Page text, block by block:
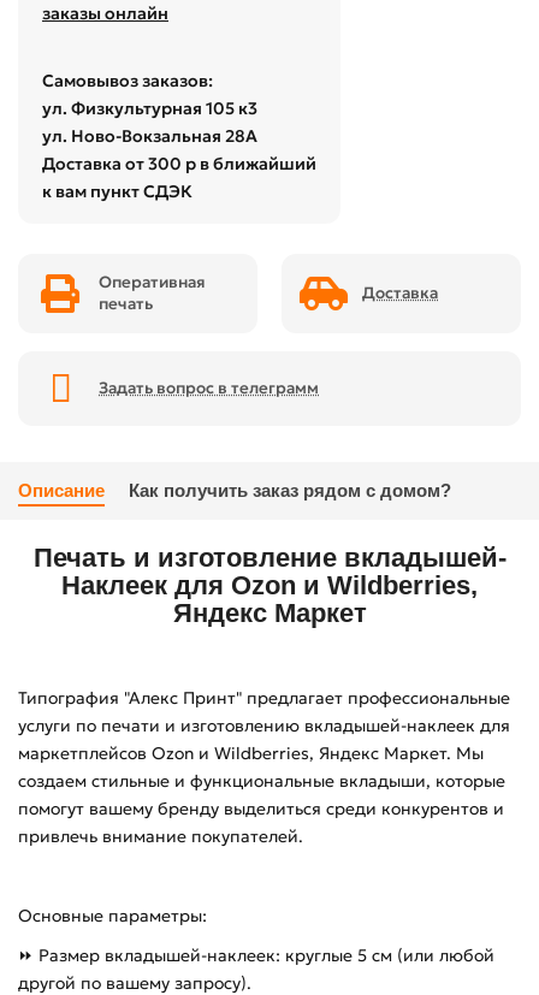
заказы онлайн
Самовывоз заказов:
ул. Физкультурная 105 к3
ул. Ново-Вокзальная 28А
Доставка от 300 р в ближайший
к вам пункт СДЭК
Оперативная
печать
Доставка
Задать вопрос в телеграмм
Описание Как получить заказ рядом с домом?
Печать и изготовление вкладышей-
Наклеек для Ozon и Wildberries,
Яндекс Маркет
Типография "Алекс Принт" предлагает профессиональные
услуги по печати и изготовлению вкладышей-наклеек для
маркетплейсов Ozon и Wildberries, Яндекс Маркет. Мы
создаем стильные и функциональные вкладыши, которые
помогут вашему бренду выделиться среди конкурентов и
привлечь внимание покупателей.
Основные параметры:
⏩ Размер вкладышей-наклеек: круглые 5 см (или любой
другой по вашему запросу).